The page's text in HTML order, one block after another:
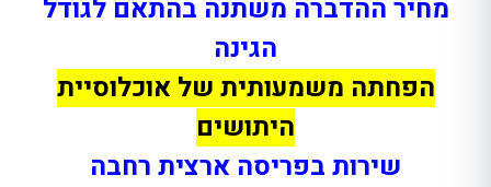
מחיר ההדברה משתנה בהתאם לגודל
הגינה
הפחתה משמעותית של אוכלוסיית
היתושים
שירות בפריסה ארצית רחבה